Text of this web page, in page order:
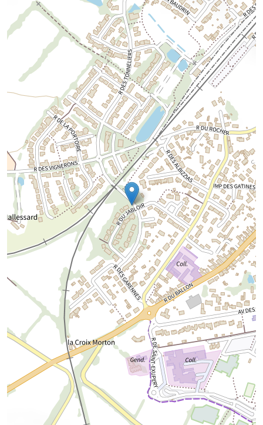
Chargement de la carte...